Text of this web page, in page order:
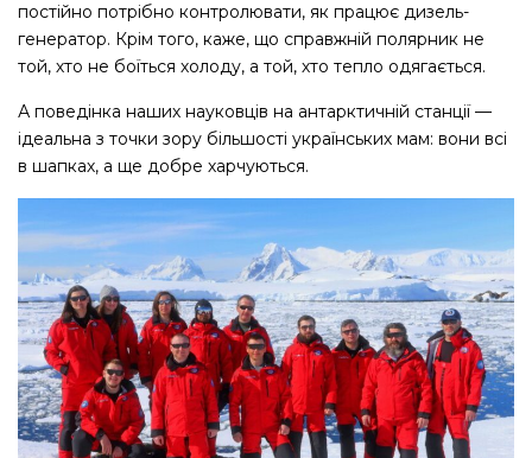
постійно потрібно контролювати, як працює дизель-
генератор. Крім того, каже, що справжній полярник не
той, хто не боїться холоду, а той, хто тепло одягається.
А поведінка наших науковців на антарктичній станції — ​
ідеальна з точки зору більшості українських мам: вони всі
в шапках, а ще добре харчуються.